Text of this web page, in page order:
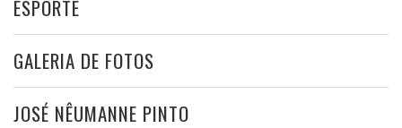
ESPORTE
GALERIA DE FOTOS
JOSÉ NÊUMANNE PINTO